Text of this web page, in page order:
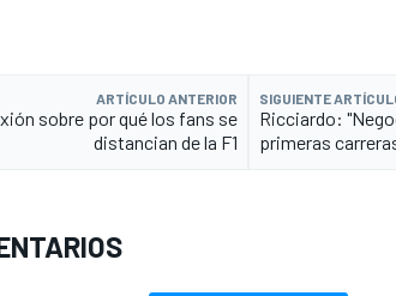
ARTÍCULO ANTERIOR
sobre por qué los fans se
distancian de la F1
SIGUIENTE
Ricciardo:
primeras